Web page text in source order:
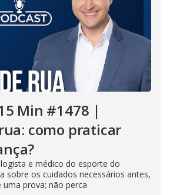
Min #1478 |
como praticar
e médico do esporte do
sobre os cuidados necessários antes,
prova; não perca